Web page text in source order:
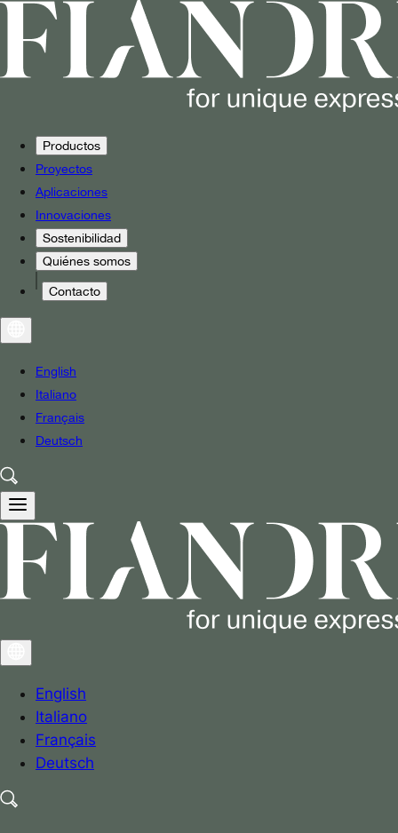
Productos
Proyectos
Aplicaciones
Innovaciones
Sostenibilidad
Quiénes somos
Contacto
English
Italiano
Français
Deutsch
English
Italiano
Français
Deutsch